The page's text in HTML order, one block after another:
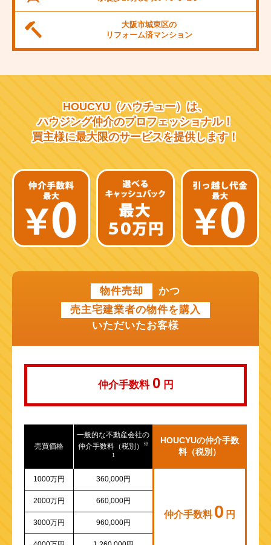
阪堺電軌上町線
東海道新幹線
阪急千里線
JR片町線
近鉄南大阪線
京阪中之島線
近鉄難波線
近鉄けいはんな線
山陽新幹線
大阪市城東区の
リフォーム済マンション
HOUCYU（ハウチュー）は、
ハウジング仲介のプロフェッショナル！
買主様に最大限のサービスを提供します！
物件売却
かつ
売主宅建業者の物件を購入
いただいたお客様
仲介手数料 0 円
売買価格
一般的な不動産会社の
仲介手数料（税別）
※
1
HOUCYUの仲介手数
料（税別）
1000万円 360,000円
仲介手数料 0 円
2000万円 660,000円
3000万円 960,000円